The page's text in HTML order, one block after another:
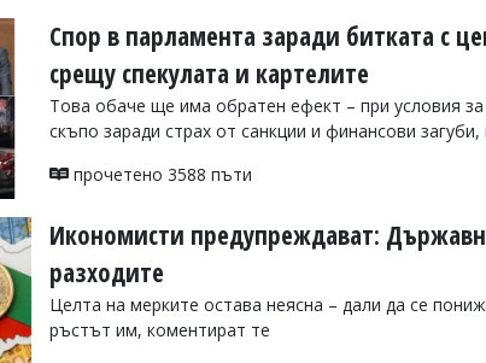
Спор в парламента заради битката с
срещу спекулата и картелите
Това обаче ще има обратен ефект – при условия
скъпо заради страх от санкции и финансови
прочетено 3588 пъти
Икономисти предупреждават:
разходите
Целта на мерките остава неясна – дали да се
ръстът им, коментират те